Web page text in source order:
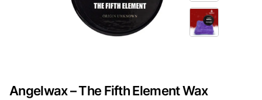
Angelwax – The Fifth Element Wax